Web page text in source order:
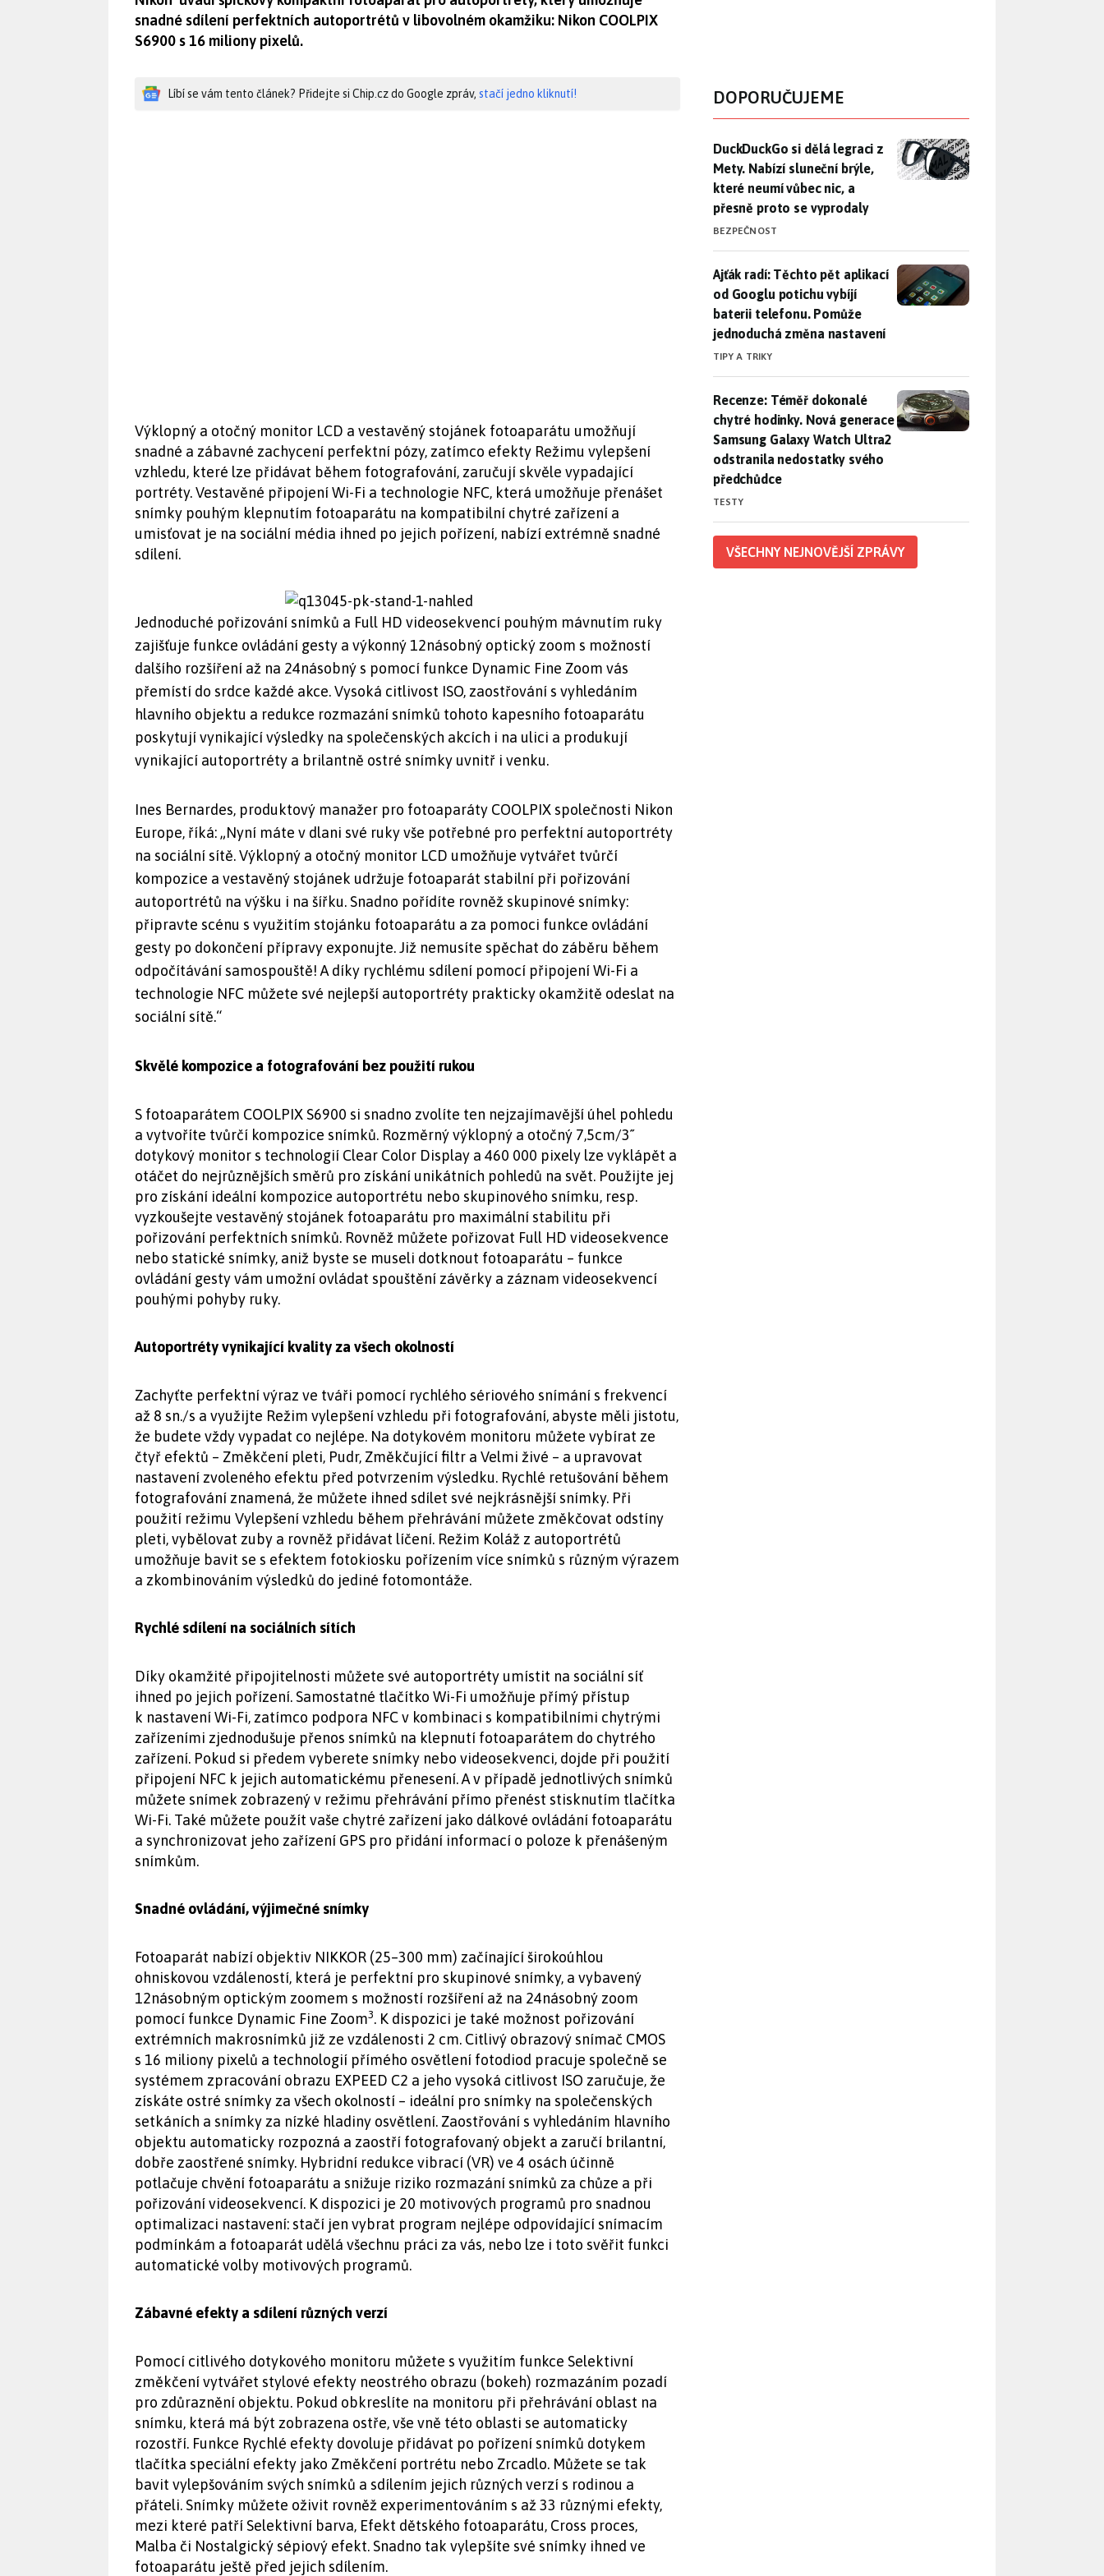
snadné sdílení perfektních autoportrétů v libovolném okamžiku: Nikon COOLPIX
S6900 s 16 miliony pixelů.
Líbí se vám tento článek? Přidejte si Chip.cz do Google zpráv, stačí jedno kliknutí!
Výklopný a otočný monitor LCD a vestavěný stojánek fotoaparátu umožňují
snadné a zábavné zachycení perfektní pózy, zatímco efekty Režimu vylepšení
vzhledu, které lze přidávat během fotografování, zaručují skvěle vypadající
portréty. Vestavěné připojení Wi-Fi a technologie NFC, která umožňuje přenášet
snímky pouhým klepnutím fotoaparátu na kompatibilní chytré zařízení a
umisťovat je na sociální média ihned po jejich pořízení, nabízí extrémně snadné
sdílení.
Jednoduché pořizování snímků a Full HD videosekvencí pouhým mávnutím ruky
zajišťuje funkce ovládání gesty a výkonný 12násobný optický zoom s možností
dalšího rozšíření až na 24násobný s pomocí funkce Dynamic Fine Zoom vás
přemístí do srdce každé akce. Vysoká citlivost ISO, zaostřování s vyhledáním
hlavního objektu a redukce rozmazání snímků tohoto kapesního fotoaparátu
poskytují vynikající výsledky na společenských akcích i na ulici a produkují
vynikající autoportréty a brilantně ostré snímky uvnitř i venku.
Ines Bernardes, produktový manažer pro fotoaparáty COOLPIX společnosti Nikon
Europe, říká: „Nyní máte v dlani své ruky vše potřebné pro perfektní autoportréty
na sociální sítě. Výklopný a otočný monitor LCD umožňuje vytvářet tvůrčí
kompozice a vestavěný stojánek udržuje fotoaparát stabilní při pořizování
autoportrétů na výšku i na šířku. Snadno pořídíte rovněž skupinové snímky:
připravte scénu s využitím stojánku fotoaparátu a za pomoci funkce ovládání
gesty po dokončení přípravy exponujte. Již nemusíte spěchat do záběru během
odpočítávání samospouště! A díky rychlému sdílení pomocí připojení Wi-Fi a
technologie NFC můžete své nejlepší autoportréty prakticky okamžitě odeslat na
sociální sítě.“
Skvělé kompozice a fotografování bez použití rukou
S fotoaparátem COOLPIX S6900 si snadno zvolíte ten nejzajímavější úhel pohledu
a vytvoříte tvůrčí kompozice snímků. Rozměrný výklopný a otočný 7,5cm/3˝
dotykový monitor s technologií Clear Color Display a 460 000 pixely lze vyklápět a
otáčet do nejrůznějších směrů pro získání unikátních pohledů na svět. Použijte jej
pro získání ideální kompozice autoportrétu nebo skupinového snímku, resp.
vyzkoušejte vestavěný stojánek fotoaparátu pro maximální stabilitu při
pořizování perfektních snímků. Rovněž můžete pořizovat Full HD videosekvence
nebo statické snímky, aniž byste se museli dotknout fotoaparátu – funkce
ovládání gesty vám umožní ovládat spouštění závěrky a záznam videosekvencí
pouhými pohyby ruky.
Autoportréty vynikající kvality za všech okolností
Zachyťte perfektní výraz ve tváři pomocí rychlého sériového snímání s frekvencí
až 8 sn./s a využijte Režim vylepšení vzhledu při fotografování, abyste měli jistotu,
že budete vždy vypadat co nejlépe. Na dotykovém monitoru můžete vybírat ze
čtyř efektů – Změkčení pleti, Pudr, Změkčující filtr a Velmi živé – a upravovat
nastavení zvoleného efektu před potvrzením výsledku. Rychlé retušování během
fotografování znamená, že můžete ihned sdílet své nejkrásnější snímky. Při
použití režimu Vylepšení vzhledu během přehrávání můžete změkčovat odstíny
pleti, vybělovat zuby a rovněž přidávat líčení. Režim Koláž z autoportrétů
umožňuje bavit se s efektem fotokiosku pořízením více snímků s různým výrazem
a zkombinováním výsledků do jediné fotomontáže.
Rychlé sdílení na sociálních sítích
Díky okamžité připojitelnosti můžete své autoportréty umístit na sociální síť
ihned po jejich pořízení. Samostatné tlačítko Wi-Fi umožňuje přímý přístup
k nastavení Wi-Fi, zatímco podpora NFC v kombinaci s kompatibilními chytrými
zařízeními zjednodušuje přenos snímků na klepnutí fotoaparátem do chytrého
zařízení. Pokud si předem vyberete snímky nebo videosekvenci, dojde při použití
připojení NFC k jejich automatickému přenesení. A v případě jednotlivých snímků
můžete snímek zobrazený v režimu přehrávání přímo přenést stisknutím tlačítka
Wi-Fi. Také můžete použít vaše chytré zařízení jako dálkové ovládání fotoaparátu
a synchronizovat jeho zařízení GPS pro přidání informací o poloze k přenášeným
snímkům.
Snadné ovládání, výjimečné snímky
Fotoaparát nabízí objektiv NIKKOR (25–300 mm) začínající širokoúhlou
ohniskovou vzdáleností, která je perfektní pro skupinové snímky, a vybavený
12násobným optickým zoomem s možností rozšíření až na 24násobný zoom
pomocí funkce Dynamic Fine Zoom3. K dispozici je také možnost pořizování
extrémních makrosnímků již ze vzdálenosti 2 cm. Citlivý obrazový snímač CMOS
s 16 miliony pixelů a technologií přímého osvětlení fotodiod pracuje společně se
systémem zpracování obrazu EXPEED C2 a jeho vysoká citlivost ISO zaručuje, že
získáte ostré snímky za všech okolností – ideální pro snímky na společenských
setkáních a snímky za nízké hladiny osvětlení. Zaostřování s vyhledáním hlavního
objektu automaticky rozpozná a zaostří fotografovaný objekt a zaručí brilantní,
dobře zaostřené snímky. Hybridní redukce vibrací (VR) ve 4 osách účinně
potlačuje chvění fotoaparátu a snižuje riziko rozmazání snímků za chůze a při
pořizování videosekvencí. K dispozici je 20 motivových programů pro snadnou
optimalizaci nastavení: stačí jen vybrat program nejlépe odpovídající snímacím
podmínkám a fotoaparát udělá všechnu práci za vás, nebo lze i toto svěřit funkci
automatické volby motivových programů.
Zábavné efekty a sdílení různých verzí
Pomocí citlivého dotykového monitoru můžete s využitím funkce Selektivní
změkčení vytvářet stylové efekty neostrého obrazu (bokeh) rozmazáním pozadí
pro zdůraznění objektu. Pokud obkreslíte na monitoru při přehrávání oblast na
snímku, která má být zobrazena ostře, vše vně této oblasti se automaticky
rozostří. Funkce Rychlé efekty dovoluje přidávat po pořízení snímků dotykem
tlačítka speciální efekty jako Změkčení portrétu nebo Zrcadlo. Můžete se tak
bavit vylepšováním svých snímků a sdílením jejich různých verzí s rodinou a
přáteli. Snímky můžete oživit rovněž experimentováním s až 33 různými efekty,
mezi které patří Selektivní barva, Efekt dětského fotoaparátu, Cross proces,
Malba či Nostalgický sépiový efekt. Snadno tak vylepšíte své snímky ihned ve
fotoaparátu ještě před jejich sdílením.
DOPORUČUJEME
DuckDuckGo si dělá legraci z Mety. Nabízí sluneční brýle, které
DuckDuckGo si dělá legraci z
Mety. Nabízí sluneční brýle,
které neumí vůbec nic, a
přesně proto se vyprodaly
BEZPEČNOST
Ajťák radí: Těchto pět aplikací od Googlu potichu vybíjí baterii
Ajťák radí: Těchto pět aplikací
od Googlu potichu vybíjí
baterii telefonu. Pomůže
jednoduchá změna nastavení
TIPY A TRIKY
Recenze: Téměř dokonalé chytré hodinky. Nová generace
Recenze: Téměř dokonalé
chytré hodinky. Nová generace
Samsung Galaxy Watch Ultra2
odstranila nedostatky svého
předchůdce
TESTY
VŠECHNY NEJNOVĚJŠÍ ZPRÁVY